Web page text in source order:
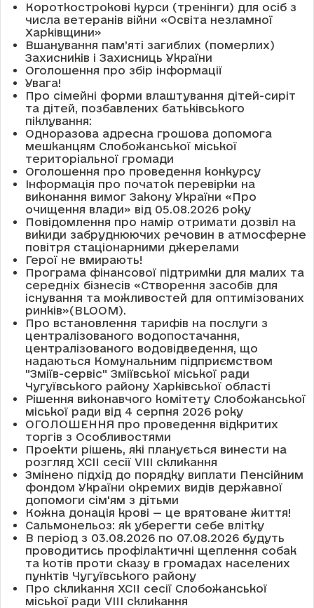
Короткострокові курси (тренінги) для осіб з
числа ветеранів війни «Освіта незламної
Харківщини»
Вшанування пам’яті загиблих (померлих)
Захисників і Захисниць України
Оголошення про збір інформації
Увага!
Про сімейні форми влаштування дітей-сиріт
та дітей, позбавлених батьківського
піклування:
Одноразова адресна грошова допомога
мешканцям Слобожанської міської
територіальної громади
Оголошення про проведення конкурсу
Інформація про початок перевірки на
виконання вимог Закону України «Про
очищення влади» від 05.08.2026 року
Повідомлення про намір отримати дозвіл на
викиди забруднюючих речовин в атмосферне
повітря стаціонарними джерелами
Герої не вмирають!
Програма фінансової підтримки для малих та
середніх бізнесів «Створення засобів для
існування та можливостей для оптимізованих
ринків»(BLOOM).
Про встановлення тарифів на послуги з
централізованого водопостачання,
централізованого водовідведення, що
надаються Комунальним підприємством
"Зміїв-сервіс" Зміївської міської ради
Чугуївського району Харківської області
Рішення виконавчого комітету Слобожанської
міської ради від 4 серпня 2026 року
ОГОЛОШЕННЯ про проведення відкритих
торгів з Особливостями
Проекти рішень, які планується винести на
розгляд XCII сесії VІІІ скликання
Змінено підхід до порядку виплати Пенсійним
фондом України окремих видів державної
допомоги сім'ям з дітьми
Кожна донація крові — це врятоване життя!
Сальмонельоз: як уберегти себе влітку
В період з 03.08.2026 по 07.08.2026 будуть
проводитись профілактичні щеплення собак
та котів проти сказу в громадах населених
пунктів Чугуївського району
Про скликання XCII сесії Слобожанської
міської ради VIII скликання